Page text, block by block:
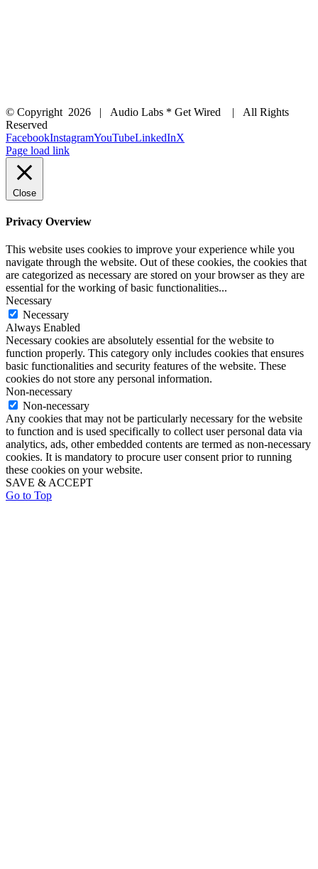
© Copyright 2026 | Audio Labs * Get Wired | All Rights
Reserved
FacebookInstagramYouTubeLinkedInX
Page load link
Close
Privacy Overview
This website uses cookies to improve your experience while you
navigate through the website. Out of these cookies, the cookies that
are categorized as necessary are stored on your browser as they are
essential for the working of basic functionalities...
Necessary
Necessary
Always Enabled
Necessary cookies are absolutely essential for the website to
function properly. This category only includes cookies that ensures
basic functionalities and security features of the website. These
cookies do not store any personal information.
Non-necessary
Non-necessary
Any cookies that may not be particularly necessary for the website
to function and is used specifically to collect user personal data via
analytics, ads, other embedded contents are termed as non-necessary
cookies. It is mandatory to procure user consent prior to running
these cookies on your website.
SAVE & ACCEPT
Go to Top